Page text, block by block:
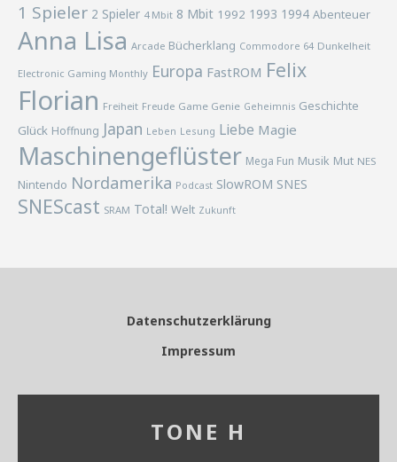
1 Spieler 2 Spieler 4 Mbit 8 Mbit 1992 1993 1994 Abenteuer
Anna Lisa Arcade Bücherklang Commodore 64 Dunkelheit
Electronic Gaming Monthly Europa FastROM Felix
Florian Freiheit Freude Game Genie Geheimnis Geschichte
Glück Hoffnung Japan Leben Lesung Liebe Magie
Maschinengeflüster Mega Fun Musik Mut NES
Nintendo Nordamerika Podcast SlowROM SNES
SNEScast SRAM Total! Welt Zukunft
Datenschutzerklärung
Impressum
TONE H